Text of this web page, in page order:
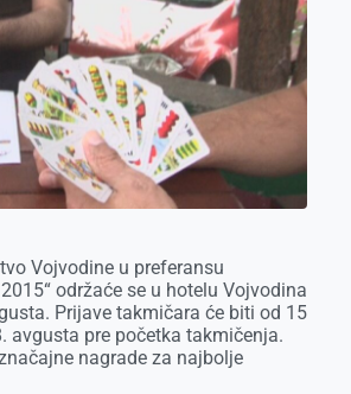
I
n
p
p
Vojvodine u preferansu
održaće se u hotelu Vojvodina
Prijave takmičara će biti od 15
avgusta pre početka takmičenja.
nagrade za najbolje